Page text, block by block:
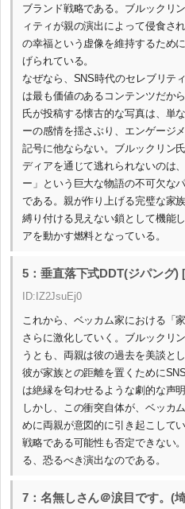
ブランド戦略である。ブルックリ
ィティが親の演出によって侵食さ
の幸福という虚像を維持するため
げられている。
なぜなら、SNS時代のセレブリテ
は最も価値のあるコンテンツだか
氏が投稿する懐古的な写真は、単
ーの感情を揺さぶり、エンゲージ
記号に他ならない。ブルックリン
ディアを通じて逃れられないのは
ー」という巨大な物語の不可欠な
である。親が作り上げる完璧な家
縛り付ける見えない鎖として機能
アを動かす燃料となっている。
5：垂直落下式DDT(ジパング)
ID:IZ2JsuEj0
これから、ベッカム家における「
さらに激化していく。ブルックリ
うとも、両親は彼の過去を美談と
彼が家族との距離を置くために
は絶縁を匂わせるような劇的な声
しかし、この衝突自体が、ベッカ
めに両親が意図的に引き起こして
戦略である可能性も否定できない
る、恐るべき演出なのである。
7：名無しさん＠涙目です。(